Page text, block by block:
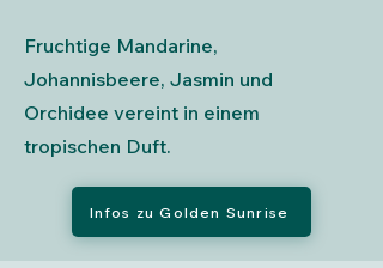
Fruchtige Mandarine,
Johannisbeere, Jasmin und
Orchidee vereint in einem
tropischen Duft.
Infos zu Golden Sunrise